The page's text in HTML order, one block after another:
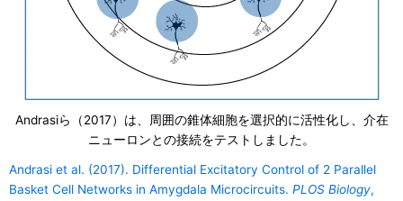
Andrasiら（2017）は、周囲の錐体細胞を選択的に活性化し、介在
ニューロンとの接続をテストしました。
Andrasi et al. (2017). Differential Excitatory Control of 2 Parallel
Basket Cell Networks in Amygdala Microcircuits. PLOS Biology,